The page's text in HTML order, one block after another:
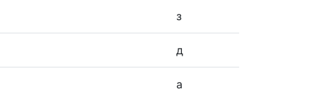
з
д
а